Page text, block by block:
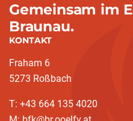
Gemeinsam im
Braunau.
KONTAKT
Fraham 6
5273 Roßbach
T: +43 664 135 4020